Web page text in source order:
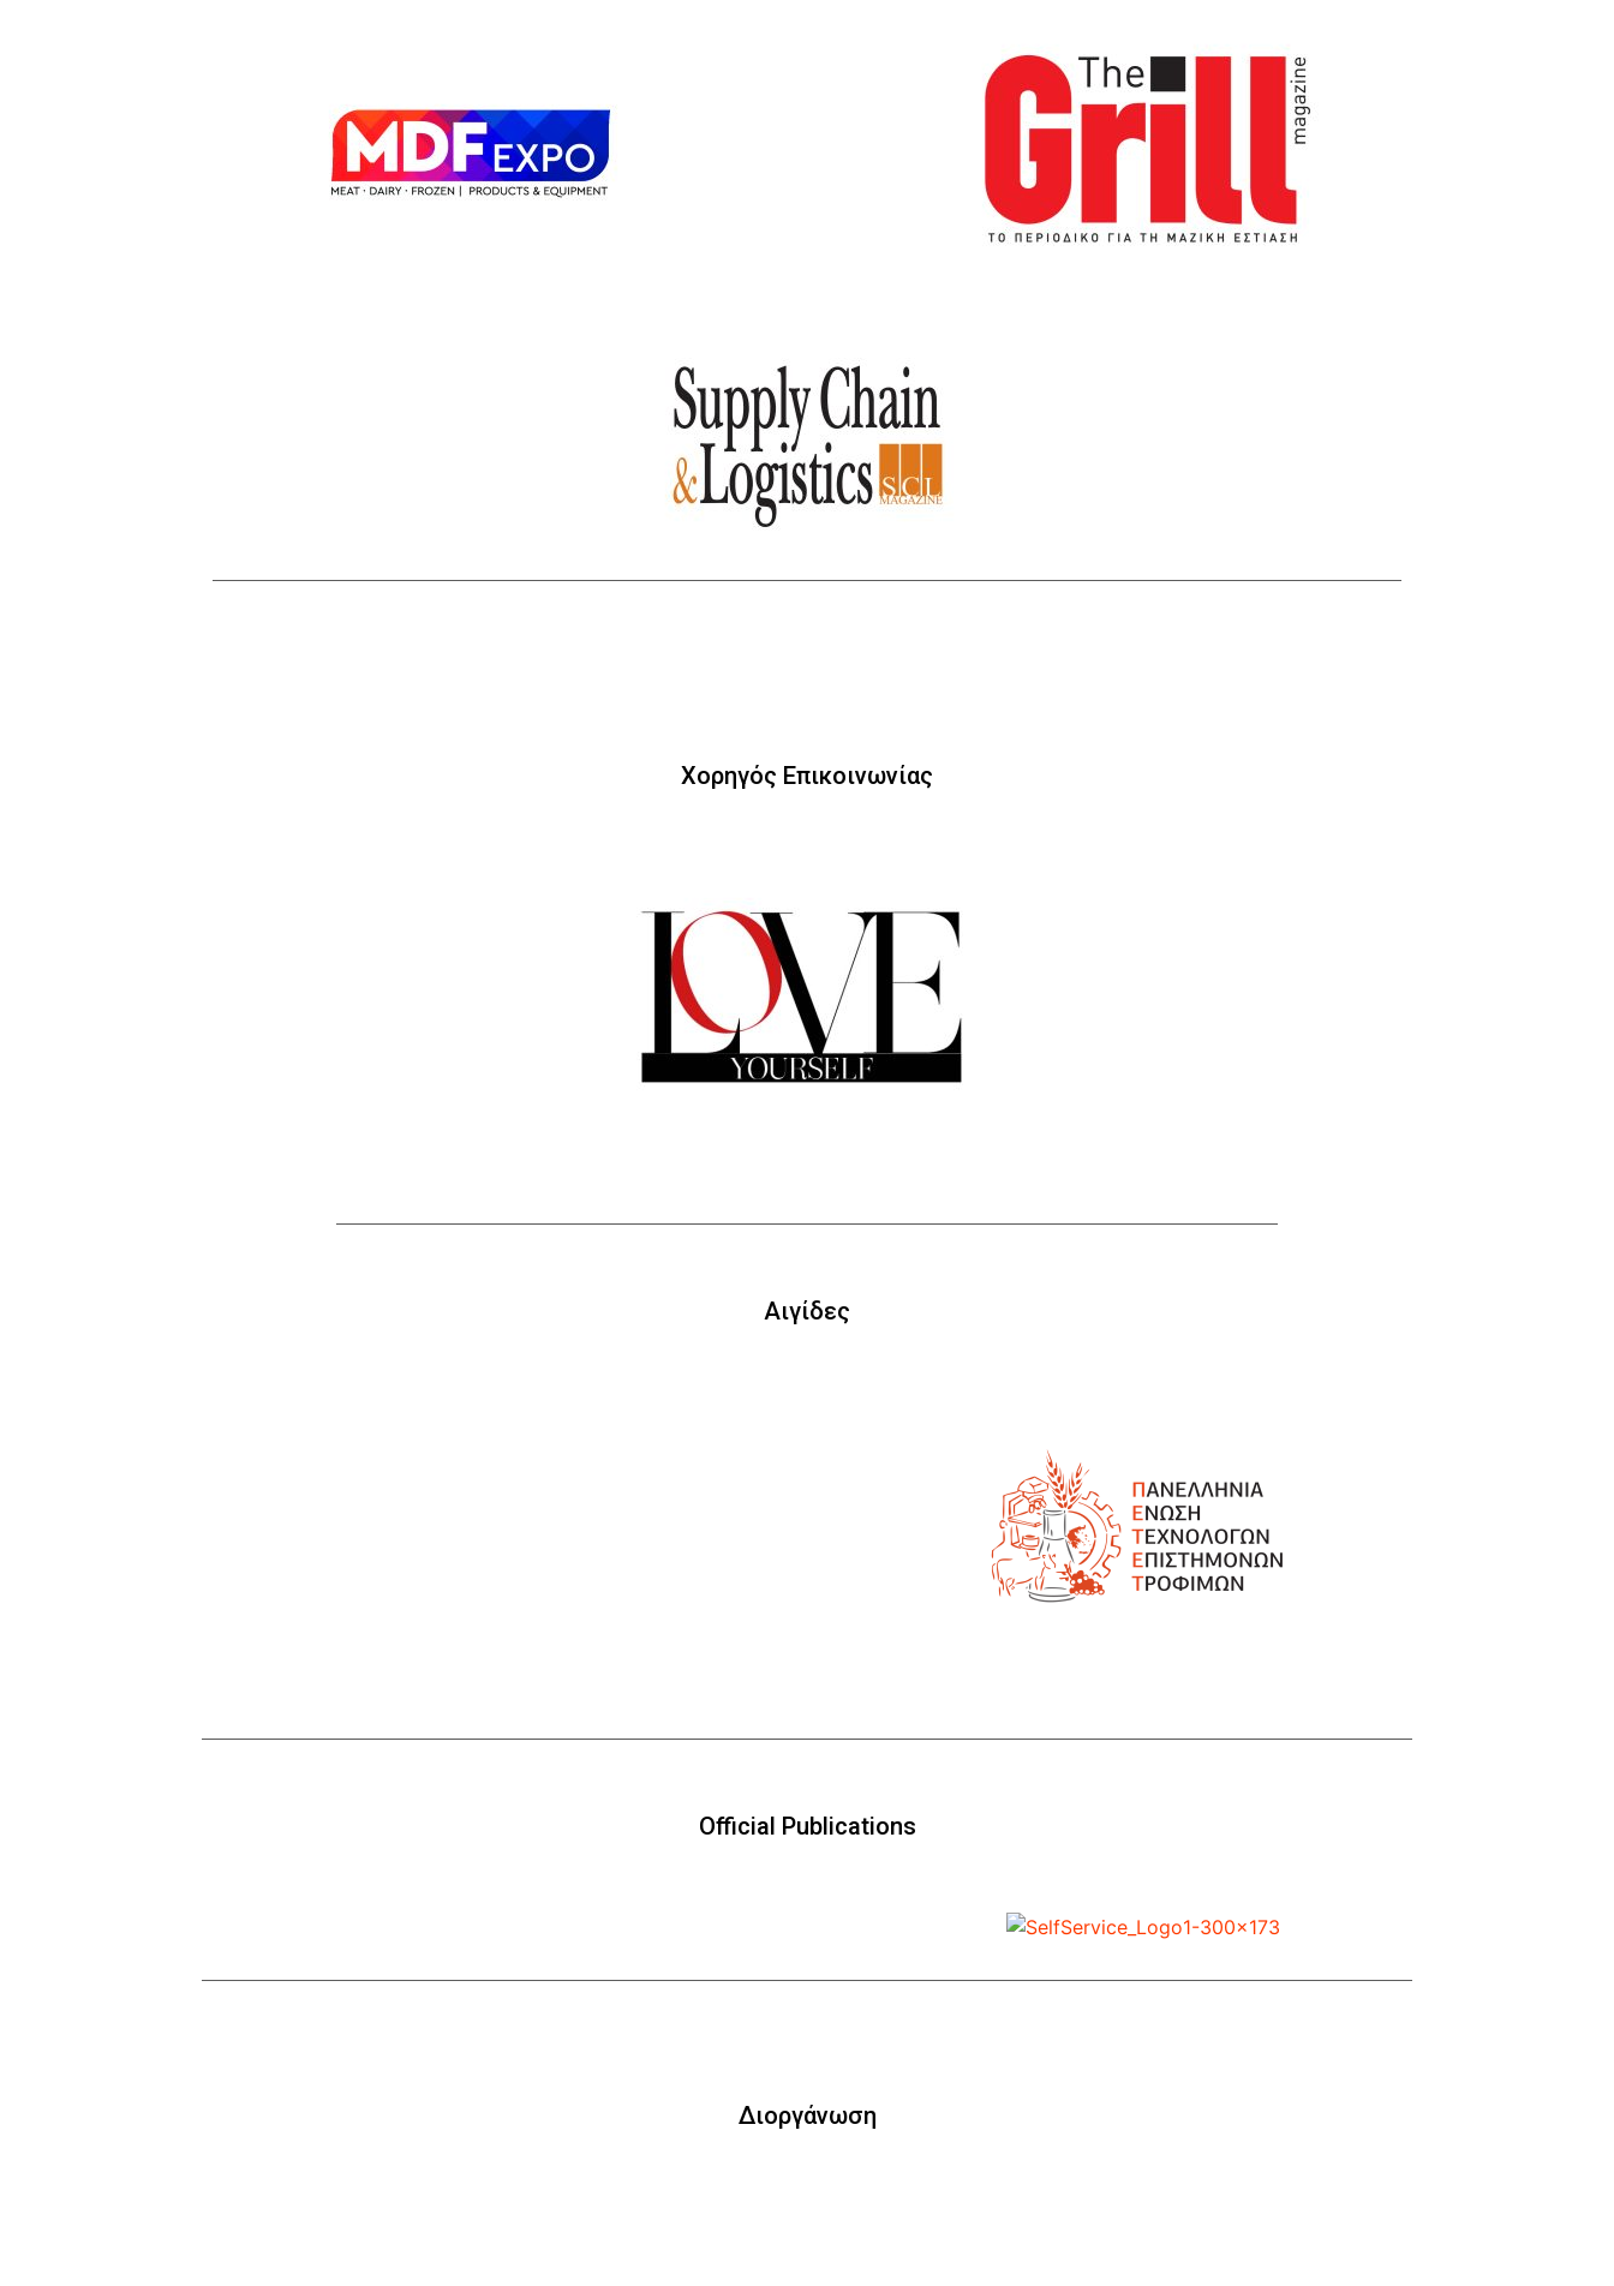
Χορηγός Επικοινωνίας
Αιγίδες
Official Publications
Διοργάνωση